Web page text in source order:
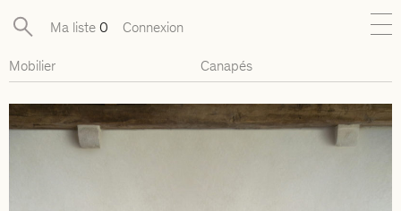
Nouveautés
Collections exclusives
Mobilier
Mobilier Canapés
Ma liste 0 Connexion